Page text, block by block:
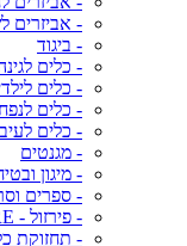
- אביזרים
- ביגוד
- כלים
- כלים
- כלים
- כלים
- מגנטים
- מיגון
- ספרים
- פירזול - HARDWARE
- תחזוקת